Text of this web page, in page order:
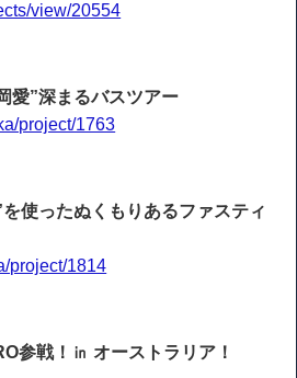
view/20554
愛”深まるバスツアー
project/1763
使ったぬくもりあるファスティ
project/1814
参戦！㏌ オーストラリア！